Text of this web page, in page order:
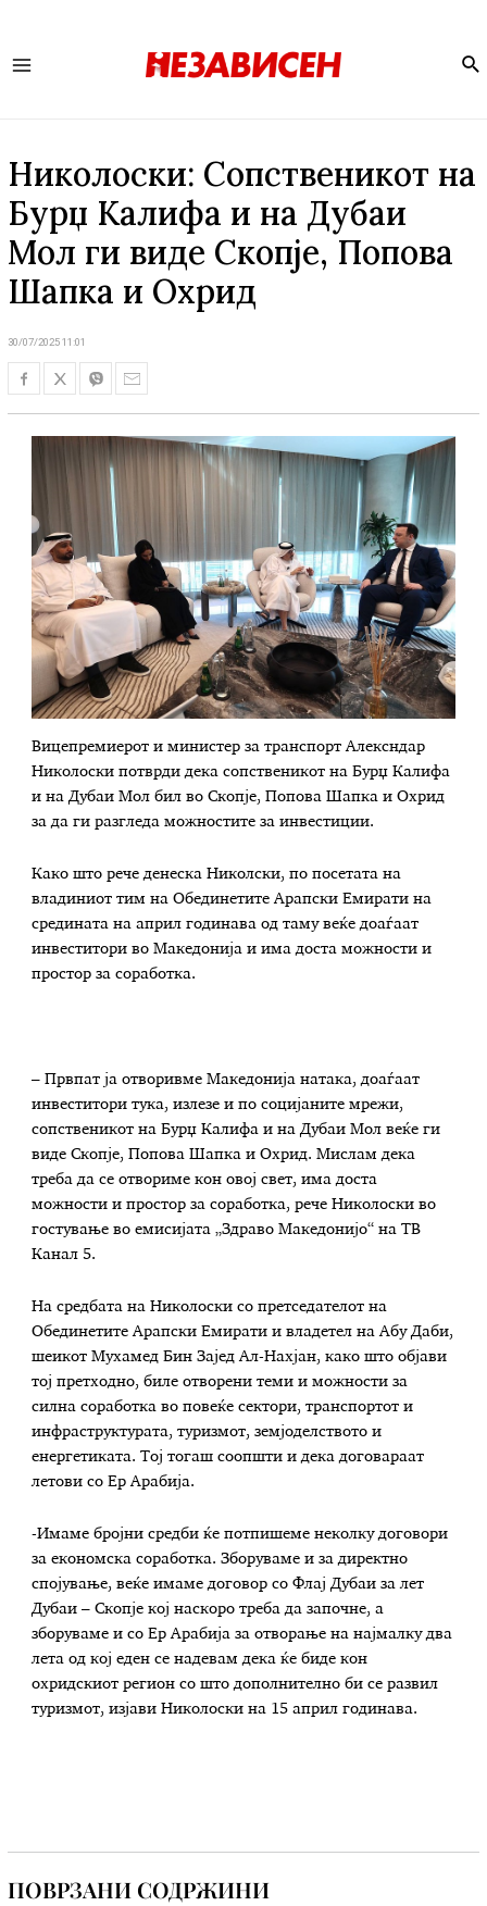
Николоски: Сопственикот на
Бурџ Калифа и на Дубаи
Мол ги виде Скопје, Попова
Шапка и Охрид
30/07/2025 11:01
Вицепремиерот и министер за транспорт Алексндар
Николоски потврди дека сопственикот на Бурџ Калифа
и на Дубаи Мол бил во Скопје, Попова Шапка и Охрид
за да ги разгледа можностите за инвестиции.
Како што рече денеска Николски, по посетата на
владиниот тим на Обединетите Арапски Емирати на
средината на април годинава од таму веќе доаѓаат
инвеститори во Македонија и има доста можности и
простор за соработка.
– Првпат ја отворивме Македонија натака, доаѓаат
инвеститори тука, излезе и по социјаните мрежи,
сопственикот на Бурџ Калифа и на Дубаи Мол веќе ги
виде Скопје, Попова Шапка и Охрид. Мислам дека
треба да се отвориме кон овој свет, има доста
можности и простор за соработка, рече Николоски во
гостување во емисијата „Здраво Македонијо“ на ТВ
Канал 5.
На средбата на Николоски со претседателот на
Обединетите Арапски Емирати и владетел на Абу Даби,
шеикот Мухамед Бин Зајед Ал-Нахјан, како што објави
тој претходно, биле отворени теми и можности за
силна соработка во повеќе сектори, транспортот и
инфраструктурата, туризмот, земјоделството и
енергетиката. Тој тогаш соопшти и дека договараат
летови со Ер Арабија.
-Имаме бројни средби ќе потпишеме неколку договори
за економска соработка. Зборуваме и за директно
спојување, веќе имаме договор со Флај Дубаи за лет
Дубаи – Скопје кој наскоро треба да започне, а
зборуваме и со Ер Арабија за отворање на најмалку два
лета од кој еден се надевам дека ќе биде кон
охридскиот регион со што дополнително би се развил
туризмот, изјави Николоски на 15 април годинава.
ПОВРЗАНИ СОДРЖИНИ